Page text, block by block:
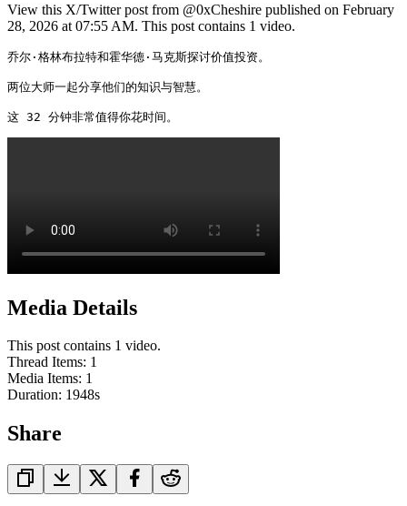
View this X/Twitter post from @0xCheshire published on February
28, 2026 at 07:55 AM. This post contains 1 video.
乔尔·格林布拉特和霍华德·马克斯探讨价值投资。
两位大师一起分享他们的知识与智慧。
这 32 分钟非常值得你花时间。
Media Details
This post contains 1 video.
Thread Items: 1
Media Items: 1
Duration: 1948s
Share